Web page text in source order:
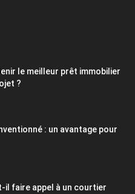
le meilleur prêt immobilier
?
: un avantage pour
il faire appel à un courtier